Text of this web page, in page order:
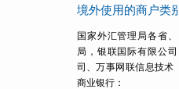
境外使用的商户类
国家外汇管理局各省
局，银联国际有限公
司、万事网联信息技术
商业银行：